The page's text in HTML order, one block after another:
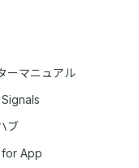
ーマニュアル
ブ
for App